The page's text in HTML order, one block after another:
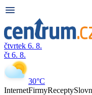
čtvrtek 6. 8.
čt 6. 8.
30°C
InternetFirmyRecepty